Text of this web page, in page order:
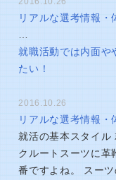
リアルな選考情報・
…
就職活動では内面や
たい！
2016.10.26
リアルな選考情報・
就活の基本スタイル
クルートスーツに革
番ですよね。 スー